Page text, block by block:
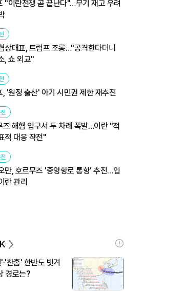
"이란전쟁 곧 끝난다"…무기 재고 우려
상대표, 트럼프 조롱…"공격한다더니
, 쇼 외교"
, '원정 출산' 아기 시민권 제한 재추진
즈 해협 입구서 두 차례 폭발…이란 "적
적 대응 작전"
만, 호르무즈 '중앙항로 통항' 추진…입
란 관리
찬홈' 한반도 빗겨
경로는?